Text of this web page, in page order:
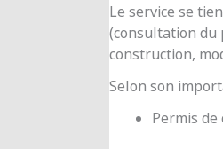
Le service se
(consultation du
construction,
Selon son
Permis